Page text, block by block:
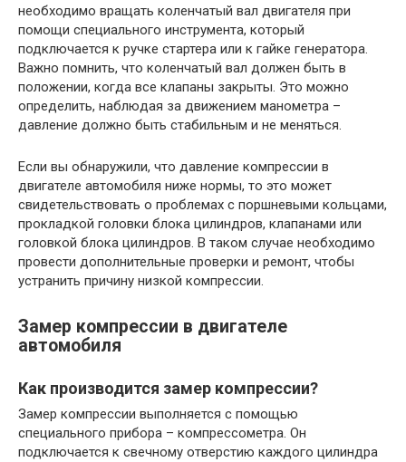
необходимо вращать коленчатый вал двигателя при
помощи специального инструмента, который
подключается к ручке стартера или к гайке генератора.
Важно помнить, что коленчатый вал должен быть в
положении, когда все клапаны закрыты. Это можно
определить, наблюдая за движением манометра –
давление должно быть стабильным и не меняться.
Если вы обнаружили, что давление компрессии в
двигателе автомобиля ниже нормы, то это может
свидетельствовать о проблемах с поршневыми кольцами,
прокладкой головки блока цилиндров, клапанами или
головкой блока цилиндров. В таком случае необходимо
провести дополнительные проверки и ремонт, чтобы
устранить причину низкой компрессии.
Замер компрессии в двигателе
автомобиля
Как производится замер компрессии?
Замер компрессии выполняется с помощью
специального прибора – компрессометра. Он
подключается к свечному отверстию каждого цилиндра